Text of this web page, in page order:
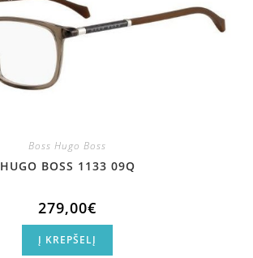
Boss Hugo Boss
HUGO BOSS 1133 09Q
279,00€
Į KREPŠELĮ